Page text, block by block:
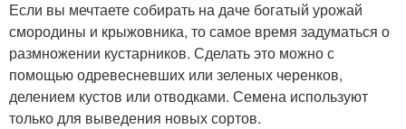
Если вы мечтаете собирать на даче богатый урожай
смородины и крыжовника, то самое время задуматься о
размножении кустарников. Сделать это можно с
помощью одревесневших или зеленых черенков,
делением кустов или отводками. Семена используют
только для выведения новых сортов.